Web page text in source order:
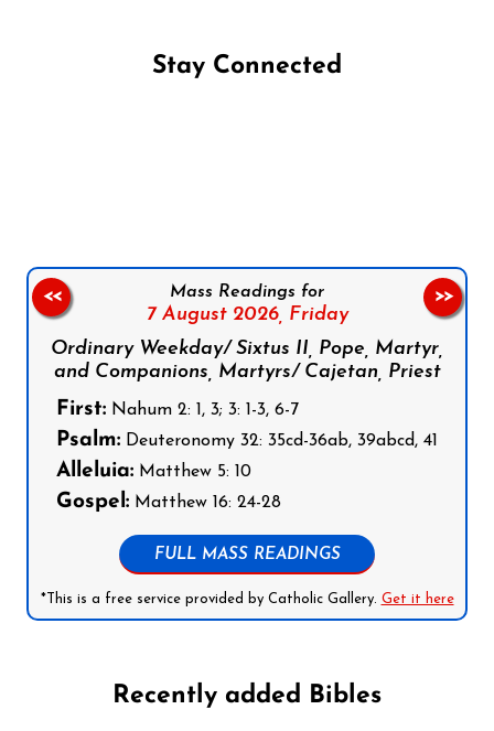
Stay Connected
Mass Readings for
7 August 2026, Friday
Ordinary Weekday/ Sixtus II, Pope, Martyr,
and Companions, Martyrs/ Cajetan, Priest
First: Nahum 2: 1, 3; 3: 1-3, 6-7
Psalm: Deuteronomy 32: 35cd-36ab, 39abcd, 41
Alleluia: Matthew 5: 10
Gospel: Matthew 16: 24-28
FULL MASS READINGS
*This is a free service provided by Catholic Gallery. Get it here
<< >>
Recently added Bibles